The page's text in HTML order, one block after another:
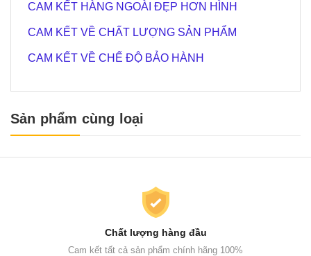
CAM KẾT HÀNG NGOÀI ĐẸP HƠN HÌNH
CAM KẾT VỀ CHẤT LƯỢNG SẢN PHẨM
CAM KẾT VỀ CHẾ ĐỘ BẢO HÀNH
Sản phẩm cùng loại
Chất lượng hàng đầu
Cam kết tất cả sản phẩm chính hãng 100%